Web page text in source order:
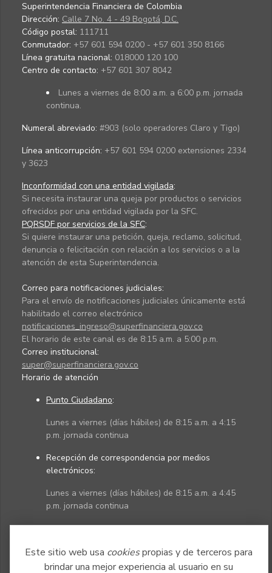
Este sitio web usa cookiespropias y de terceros para
brindar una mejor experiencia al usuario en su
Superintendencia Financiera de Colombia
Dirección: Calle 7 No. 4 - 49 Bogotá, D.C.
Código postal: 111711
Conmutador: +57 601 594 0200 - +57 601 350 8166
Línea gratuita nacional: 018000 120 100
Centro de contacto: +57 601 307 8042
Lunes a viernes de 8:00 a.m. a 6:00 p.m. jornada
continua.
Numeral abreviado: #903 (solo operadores Claro y Tigo)
Línea anticorrupción: +57 601 594 0200 extensiones 2334
y 3623
Inconformidad con una entidad vigilada:
Si necesita instaurar una queja por productos o servicios
ofrecidos por una entidad vigilada por la SFC.
PQRSDF por servicios de la SFC:
Si quiere instaurar una petición, queja, reclamo, solicitud,
denuncia o felicitación con relación a los servicios o a la
atención de esta Superintendencia.
Correo para notificaciones judiciales:
Para el envío de notificaciones judiciales únicamente está
habilitado el correo electrónico
notificaciones_ingreso@superfinanciera.gov.co
El horario de este canal es de 8:15 a.m. a 5:00 p.m.
Correo institucional:
super@superfinanciera.gov.co
Horario de atención
Punto Ciudadano:
Lunes a viernes (días hábiles) de 8:15 a.m. a 4:15
p.m. jornada continua
Recepción de correspondencia por medios
electrónicos:
Lunes a viernes (días hábiles) de 8:15 a.m. a 4:45
p.m. jornada continua